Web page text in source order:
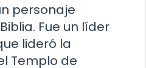
personaje
Fue un líder
lideró la
Templo de